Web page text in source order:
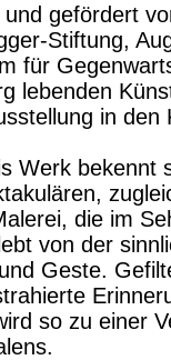
und gefördert
Stiftung,
für
lebenden
in den
Werk bekennt
die im
von der
Geste.
so zu einer